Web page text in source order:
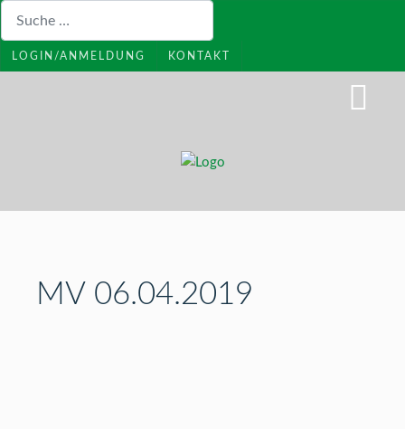
LOGIN/ANMELDUNG KONTAKT
MV 06.04.2019